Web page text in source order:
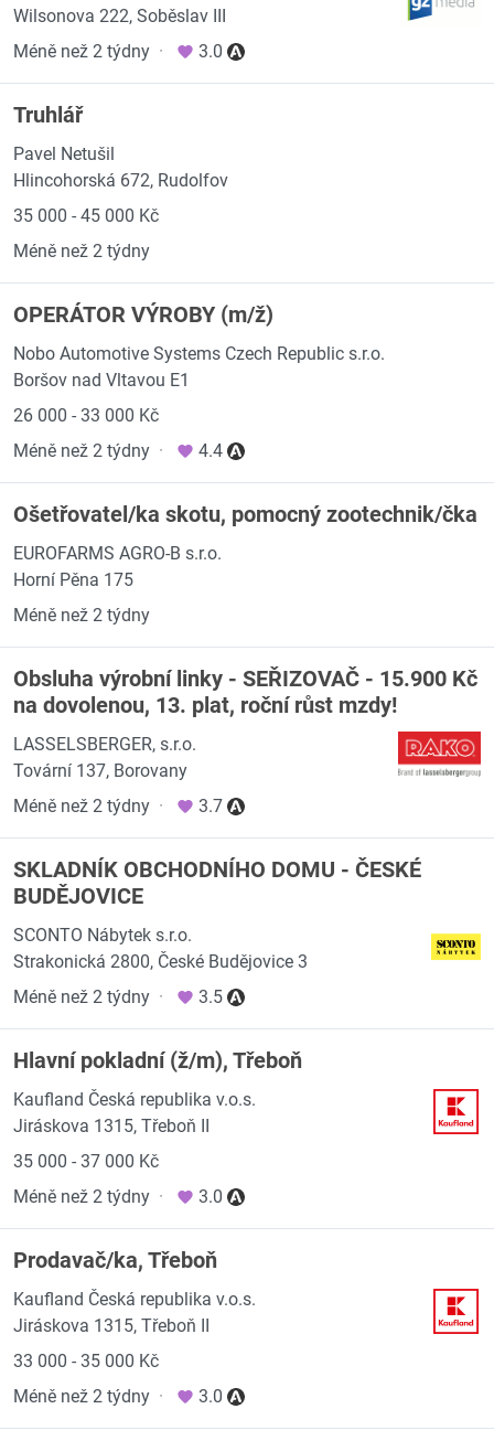
Wilsonova 222, Soběslav III
Méně než 2 týdny · 3.0
Truhlář
Pavel Netušil
Hlincohorská 672, Rudolfov
35 000 - 45 000 Kč
Méně než 2 týdny
OPERÁTOR VÝROBY (m/ž)
Nobo Automotive Systems Czech Republic s.r.o.
Boršov nad Vltavou E1
26 000 - 33 000 Kč
Méně než 2 týdny · 4.4
Ošetřovatel/ka skotu, pomocný zootechnik/čka
EUROFARMS AGRO-B s.r.o.
Horní Pěna 175
Méně než 2 týdny
Obsluha výrobní linky - SEŘIZOVAČ - 15.900 Kč
na dovolenou, 13. plat, roční růst mzdy!
LASSELSBERGER, s.r.o.
Tovární 137, Borovany
Méně než 2 týdny · 3.7
SKLADNÍK OBCHODNÍHO DOMU - ČESKÉ
BUDĚJOVICE
SCONTO Nábytek s.r.o.
Strakonická 2800, České Budějovice 3
Méně než 2 týdny · 3.5
Hlavní pokladní (ž/m), Třeboň
Kaufland Česká republika v.o.s.
Jiráskova 1315, Třeboň II
35 000 - 37 000 Kč
Méně než 2 týdny · 3.0
Prodavač/ka, Třeboň
Kaufland Česká republika v.o.s.
Jiráskova 1315, Třeboň II
33 000 - 35 000 Kč
Méně než 2 týdny · 3.0